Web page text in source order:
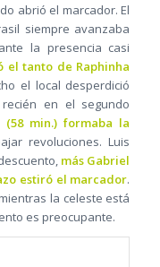
abrió el marcador. El
siempre avanzaba
la presencia casi
el tanto de Raphinha
el local desperdició
en el segundo
min.) formaba la
revoluciones. Luis
más Gabriel
estiró el marcador.
la celeste está
es preocupante.